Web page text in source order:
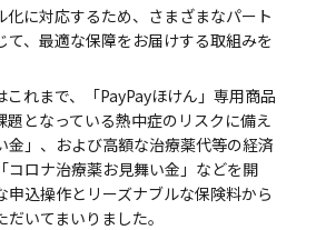
化に対応するため、さまざまなパート
て、最適な保障をお届けする取組みを
れまで、「PayPayほけん」専用商品
題となっている熱中症のリスクに備え
金」、および高額な治療薬代等の経済
コロナ治療薬お見舞い金」などを開
申込操作とリーズナブルな保険料から
いてまいりました。